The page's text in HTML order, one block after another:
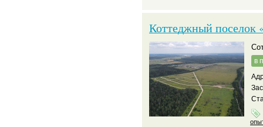
Коттеджный поселок
в